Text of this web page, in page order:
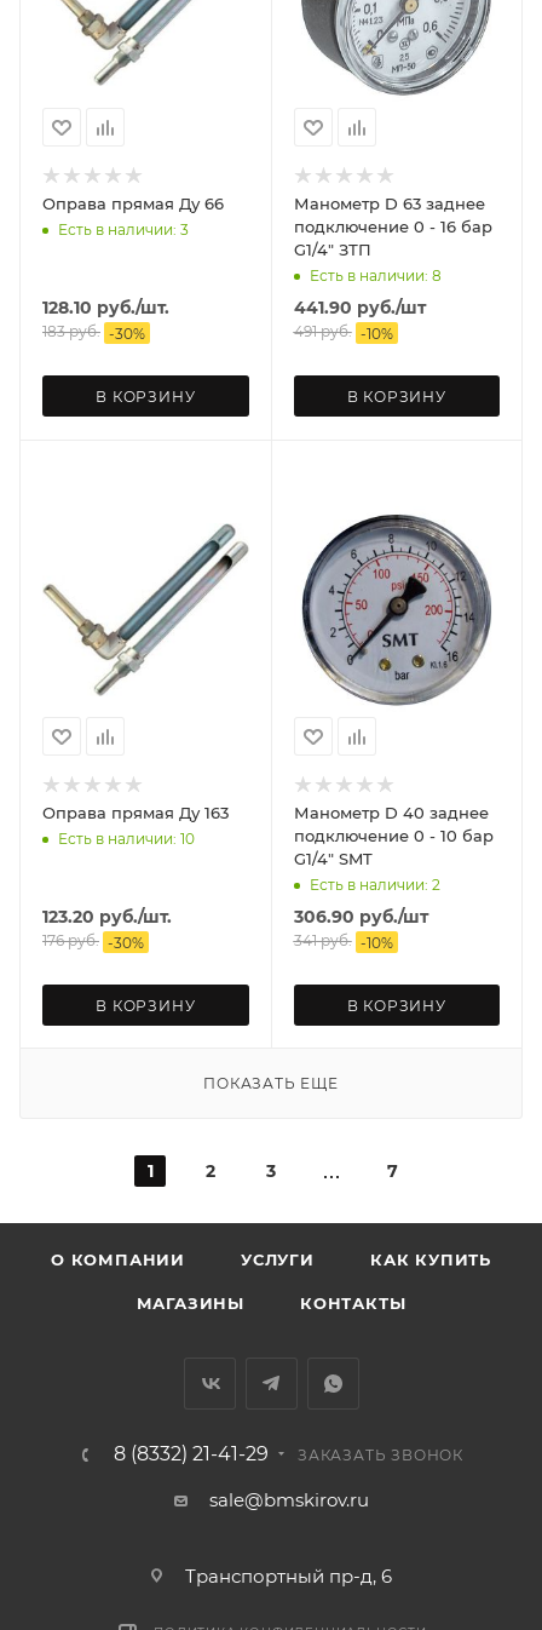
Оправа прямая Ду 66
Есть в наличии: 3
128.10 руб./шт.
183руб. -30%
В КОРЗИНУ
Манометр D 63 заднее
подключение 0 - 16 бар
G1/4" ЗТП
Есть в наличии: 8
441.90 руб./шт
491руб. -10%
В КОРЗИНУ
Оправа прямая Ду 163
Есть в наличии: 10
123.20 руб./шт.
176руб. -30%
В КОРЗИНУ
Манометр D 40 заднее
подключение 0 - 10 бар
G1/4" SMT
Есть в наличии: 2
306.90 руб./шт
341руб. -10%
В КОРЗИНУ
ПОКАЗАТЬ ЕЩЕ
1 2 3 7
О КОМПАНИИ УСЛУГИ КАК КУПИТЬ
МАГАЗИНЫ КОНТАКТЫ
8 (8332) 21-41-29 ЗАКАЗАТЬ ЗВОНОК
sale@bmskirov.ru
Транспортный пр-д, 6